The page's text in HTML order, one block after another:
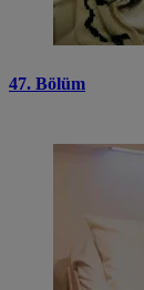
47. Bölüm